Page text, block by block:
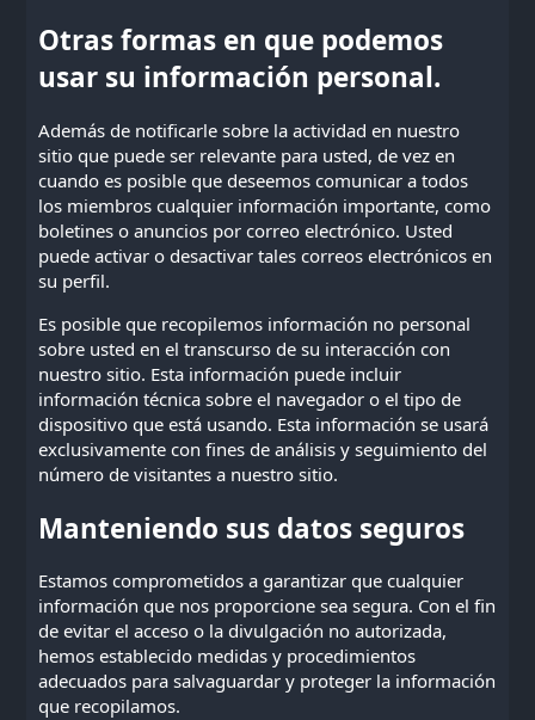
Otras formas en que podemos
usar su información personal.
Además de notificarle sobre la actividad en nuestro
sitio que puede ser relevante para usted, de vez en
cuando es posible que deseemos comunicar a todos
los miembros cualquier información importante, como
boletines o anuncios por correo electrónico. Usted
puede activar o desactivar tales correos electrónicos en
su perfil.
Es posible que recopilemos información no personal
sobre usted en el transcurso de su interacción con
nuestro sitio. Esta información puede incluir
información técnica sobre el navegador o el tipo de
dispositivo que está usando. Esta información se usará
exclusivamente con fines de análisis y seguimiento del
número de visitantes a nuestro sitio.
Manteniendo sus datos seguros
Estamos comprometidos a garantizar que cualquier
información que nos proporcione sea segura. Con el fin
de evitar el acceso o la divulgación no autorizada,
hemos establecido medidas y procedimientos
adecuados para salvaguardar y proteger la información
que recopilamos.